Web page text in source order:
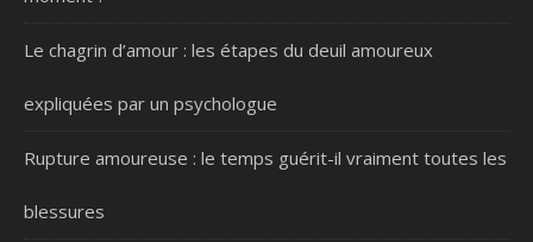
Le chagrin d’amour : les étapes du deuil amoureux
expliquées par un psychologue
Rupture amoureuse : le temps guérit-il vraiment toutes les
blessures